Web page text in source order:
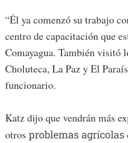
“Él ya comenzó su trabajo
centro de capacitación que
Comayagua. También visitó
Choluteca, La Paz y El
funcionario.
Katz dijo que vendrán más
otros problemas agrícolas